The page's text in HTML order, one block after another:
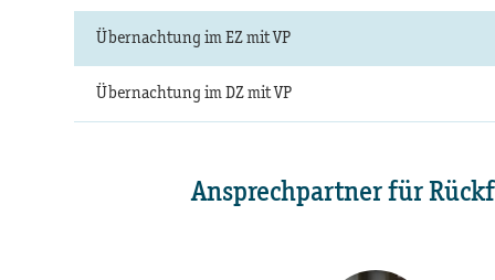
Übernachtung im EZ mit VP
Übernachtung im DZ mit VP
Ansprechpartner für